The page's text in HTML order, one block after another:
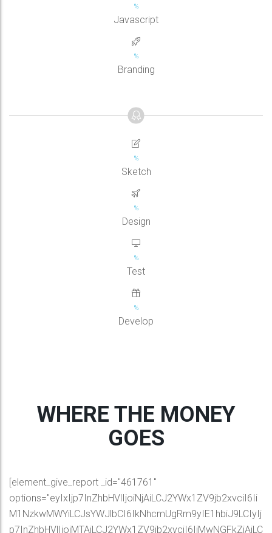
Javascript
Branding
Sketch
Design
Test
Develop
WHERE THE MONEY
GOES
[element_give_report _id="461761"
options="eyIxIjp7InZhbHVlIjoiNjAiLCJ2YWx1ZV9jb2xvciI6Ii
M1NzkwMWYiLCJsYWJlbCI6IkNhcmUgRm9yIE1hbiJ9LCIyIj
p7InZhbHVlIjoiMTAiLCJ2YWx1ZV9jb2xvciI6IiMwNGFkZjAiLC